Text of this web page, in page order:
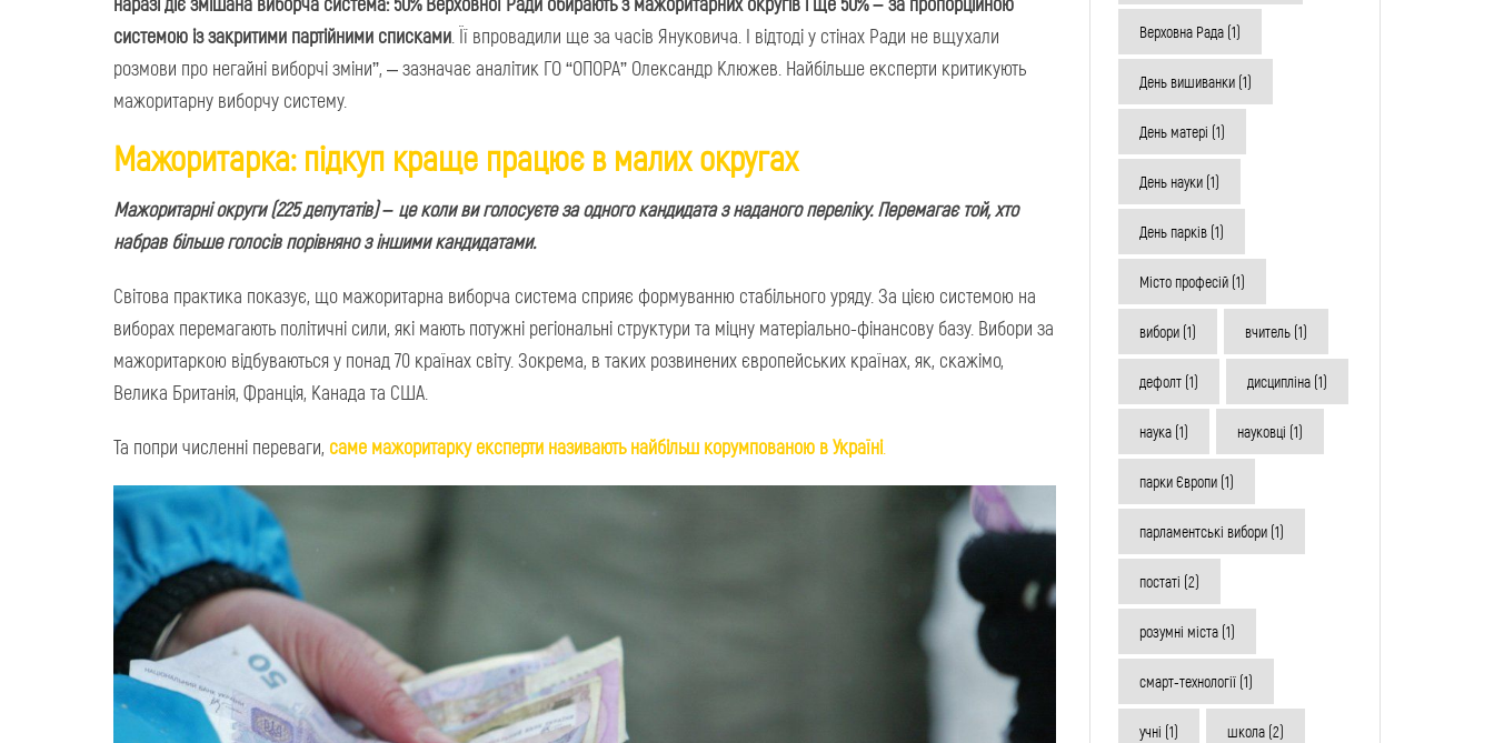
системою із закритими партійними списками . Її впровадили ще за часів Януковича. І відтоді у стінах Ради не вщухали
розмови про негайні виборчі зміни”, – зазначає аналітик ГО “ОПОРА” Олександр Клюжев. Найбільше експерти критикують
мажоритарну виборчу систему.
Мажоритарка: підкуп краще працює в малих округах
Мажоритарні округи (225 депутатів) – це коли ви голосуєте за одногокандидата з наданого переліку.Перемагає той, хто
набрав більше голосів порівняно з іншими кандидатами.
Світова практика показує, що мажоритарна виборча система сприяє формуванню стабільного уряду. За цією системою на
виборах перемагають політичні сили, які мають потужні регіональні структури та міцну матеріально-фінансову базу. Вибори за
мажоритаркою відбуваються у понад 70 країнах світу. Зокрема, в таких розвинених європейських країнах, як, скажімо,
Велика Британія, Франція, Канада та США.
Та попри численні переваги, саме мажоритарку експерти називають найбільш корумпованою в Україні.
Верховна Рада(1)
День вишиванки(1)
День матері (1)
День науки(1)
День парків(1)
Місто професій(1)
вибори(1) вчитель(1)
дефолт(1) дисципліна(1)
наука(1) науковці (1)
парки Європи(1)
парламентські вибори(1)
постаті (2)
розумні міста(1)
смарт-технології(1)
учні (1) школа(2)